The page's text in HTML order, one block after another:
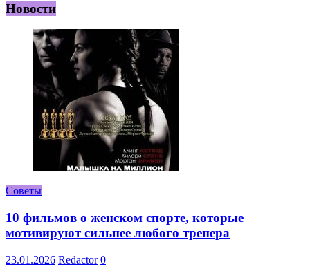
Новости
Советы
10 фильмов о женском спорте, которые
мотивируют сильнее любого тренера
23.01.2026 Redactor 0